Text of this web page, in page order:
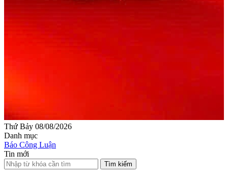
Thứ Bảy 08/08/2026
Danh mục
Báo Công Luận
Tin mới
Tìm kiếm